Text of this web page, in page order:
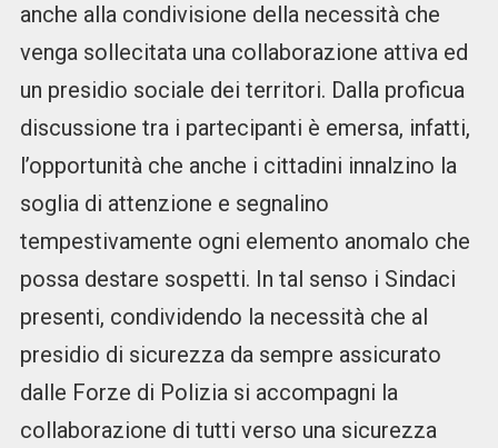
anche alla condivisione della necessità che
venga sollecitata una collaborazione attiva ed
un presidio sociale dei territori. Dalla proficua
discussione tra i partecipanti è emersa, infatti,
l’opportunità che anche i cittadini innalzino la
soglia di attenzione e segnalino
tempestivamente ogni elemento anomalo che
possa destare sospetti. In tal senso i Sindaci
presenti, condividendo la necessità che al
presidio di sicurezza da sempre assicurato
dalle Forze di Polizia si accompagni la
collaborazione di tutti verso una sicurezza